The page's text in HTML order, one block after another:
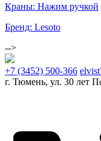
Краны: Нажим ручкой
Бренд: Lesoto
-->
+7 (3452) 500-366
г. Тюмень, ул. 30 лет